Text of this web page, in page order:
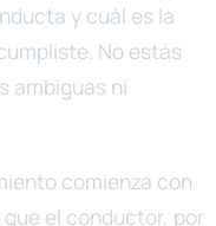
y cuál es la
No estás
ambiguas ni
comienza con
el conductor, por